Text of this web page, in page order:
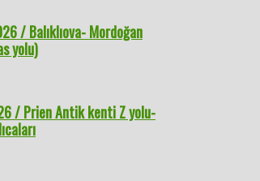
/ Balıklıova- Mordoğan
yolu)
/ Prien Antik kenti Z yolu-